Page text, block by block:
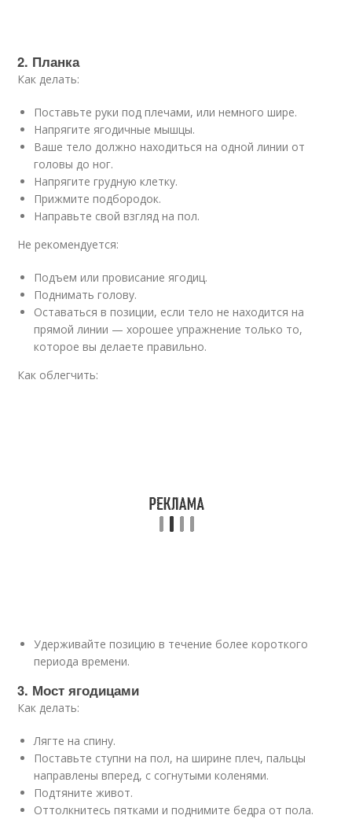
2. Планка
Как делать:
Поставьте руки под плечами, или немного шире.
Напрягите ягодичные мышцы.
Ваше тело должно находиться на одной линии от
головы до ног.
Напрягите грудную клетку.
Прижмите подбородок.
Направьте свой взгляд на пол.
Не рекомендуется:
Подъем или провисание ягодиц.
Поднимать голову.
Оставаться в позиции, если тело не находится на
прямой линии — хорошее упражнение только то,
которое вы делаете правильно.
Как облегчить:
Удерживайте позицию в течение более короткого
периода времени.
3. Мост ягодицами
Как делать:
Лягте на спину.
Поставьте ступни на пол, на ширине плеч, пальцы
направлены вперед, с согнутыми коленями.
Подтяните живот.
Оттолкнитесь пятками и поднимите бедра от пола.